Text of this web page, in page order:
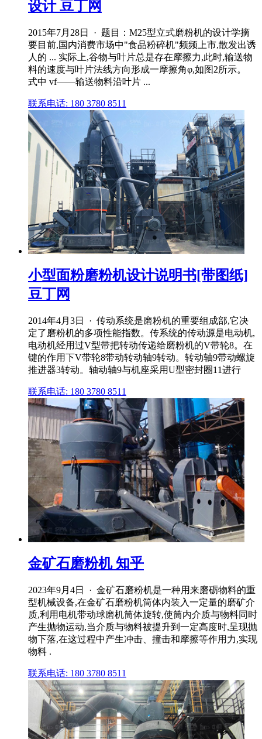
设计 豆丁网
2015年7月28日 · 题目：M25型立式磨粉机的设计学摘
要目前,国内消费市场中"食品粉碎机"频频上市,散发出诱
人的 ... 实际上,谷物与叶片总是存在摩擦力,此时,输送物
料的速度与叶片法线方向形成一摩擦角φ,如图2所示。
式中 vf——输送物料沿叶片 ...
联系电话: 180 3780 8511
小型面粉磨粉机设计说明书[带图纸]
豆丁网
2014年4月3日 · 传动系统是磨粉机的重要组成部,它决
定了磨粉机的多项性能指数。传系统的传动源是电动机,
电动机经用过V型带把转动传递给磨粉机的V带轮8。在
键的作用下V带轮8带动转动轴9转动。转动轴9带动螺旋
推进器3转动。轴动轴9与机座采用U型密封圈11进行
联系电话: 180 3780 8511
金矿石磨粉机 知乎
2023年9月4日 · 金矿石磨粉机是一种用来磨砺物料的重
型机械设备,在金矿石磨粉机筒体内装入一定量的磨矿介
质,利用电机带动球磨机筒体旋转,使筒内介质与物料同时
产生抛物运动,当介质与物料被提升到一定高度时,呈现抛
物下落,在这过程中产生冲击、撞击和摩擦等作用力,实现
物料 .
联系电话: 180 3780 8511